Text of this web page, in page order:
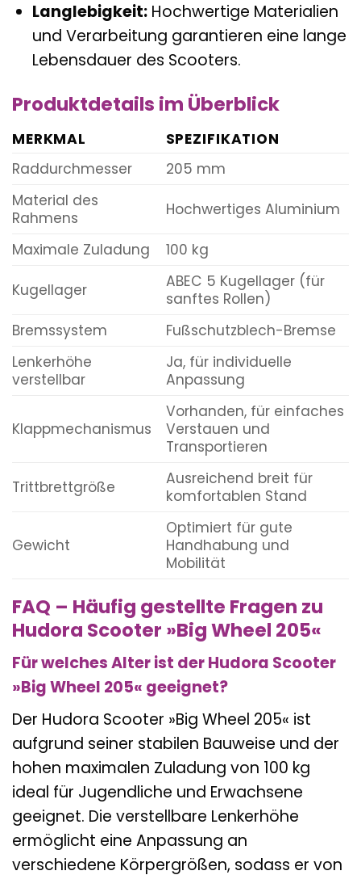
Langlebigkeit:Hochwertige Materialien
und Verarbeitung garantieren eine lange
Lebensdauer des Scooters.
Produktdetails im Überblick
MERKMAL
SPEZIFIKATION
Raddurchmesser
205 mm
Material des
Rahmens
Hochwertiges Aluminium
Maximale Zuladung 100 kg
Kugellager
ABEC 5 Kugellager (für
sanftes Rollen)
Bremssystem
Fußschutzblech-Bremse
Lenkerhöhe
verstellbar
Ja, für individuelle
Anpassung
Klappmechanismus
Vorhanden, für einfaches
Verstauen und
Transportieren
Trittbrettgröße
Ausreichend breit für
komfortablen Stand
Gewicht
Optimiert für gute
Handhabung und
Mobilität
FAQ – Häufig gestellte Fragen zu
Hudora Scooter »Big Wheel 205«
Für welches Alter ist der Hudora Scooter
»Big Wheel 205« geeignet?
Der Hudora Scooter »Big Wheel 205« ist
aufgrund seiner stabilen Bauweise und der
hohen maximalen Zuladung von 100 kg
ideal für Jugendliche und Erwachsene
geeignet. Die verstellbare Lenkerhöhe
ermöglicht eine Anpassung an
verschiedene Körpergrößen, sodass er von